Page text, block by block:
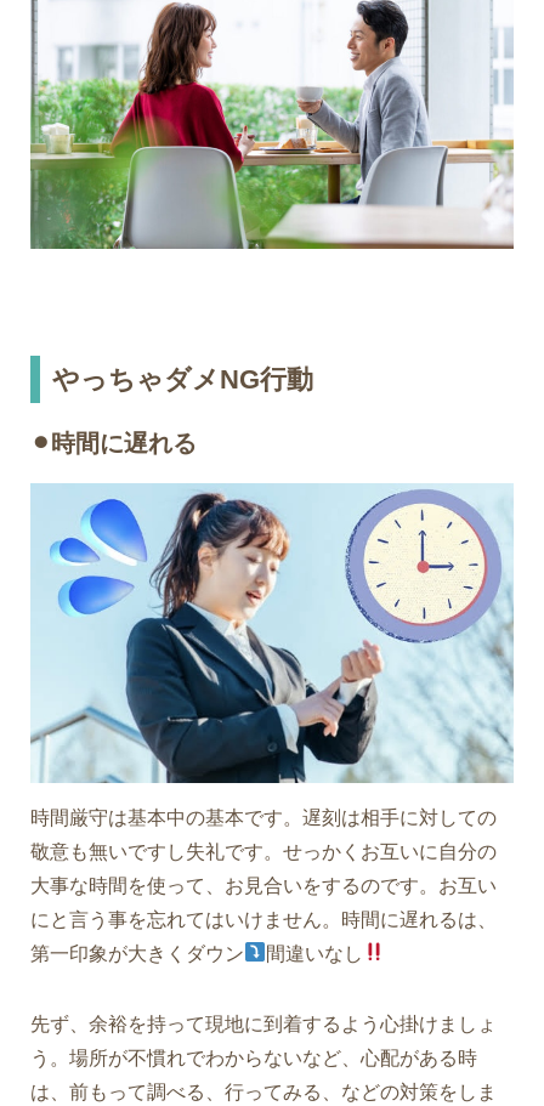
やっちゃダメNG行動
⚫︎時間に遅れる
時間厳守は基本中の基本です。遅刻は相手に対しての
敬意も無いですし失礼です。せっかくお互いに自分の
大事な時間を使って、お見合いをするのです。お互い
にと言う事を忘れてはいけません。時間に遅れるは、
第一印象が大きくダウン
間違いなし
先ず、余裕を持って現地に到着するよう心掛けましょ
う。場所が不慣れでわからないなど、心配がある時
は、前もって調べる、行ってみる、などの対策をしま